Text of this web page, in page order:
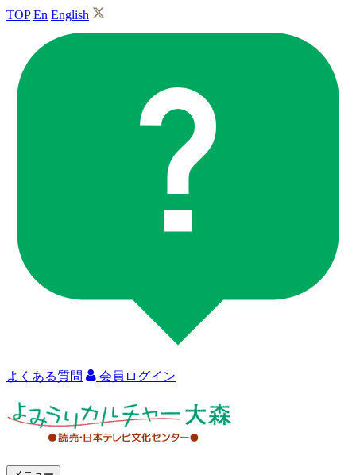
TOP En English
よくある質問 会員ログイン